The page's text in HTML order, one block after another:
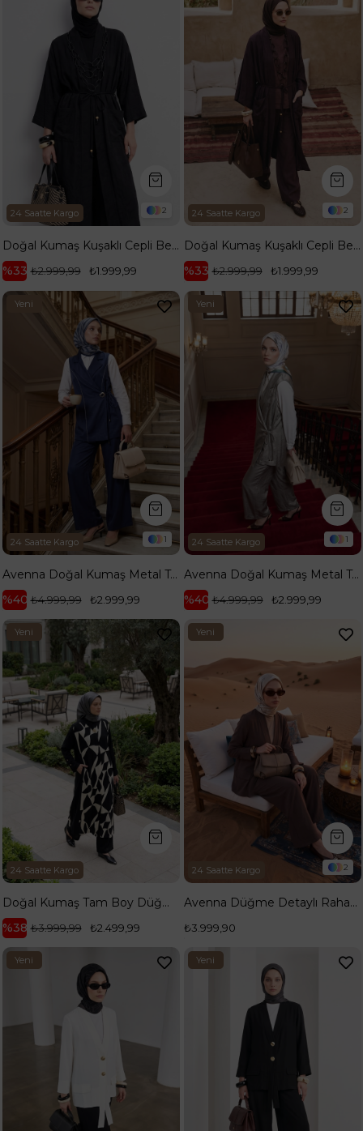
2
24 Saatte Kargo
Doğal Kumaş Kuşaklı Cepli Beli Kuşaklı Kolyeli Kimono Siyah 26YA511
%33
₺1.999,99
₺2.999,99
2
24 Saatte Kargo
Doğal Kumaş Kuşaklı Cepli Beli Kuşaklı Kolyeli Kimono Kahverengi 26YA511
%33
₺1.999,99
₺2.999,99
1
24 Saatte Kargo
Yeni
Avenna Doğal Kumaş Metal Tokalı Yelekli Palazzo ve Pantolonlu İkili Takım Lacivert 26YA604
%40
₺2.999,99
₺4.999,99
1
24 Saatte Kargo
Yeni
Ürün
Avenna Doğal Kumaş Metal Tokalı Yelekli Palazzo ve Pantolonlu İkili Takım Küf Yeşili 26YA604
%40
₺2.999,99
₺4.999,99
24 Saatte Kargo
Yeni
Doğal Kumaş Tam Boy Düğmeli Desenli 127 cm Boy Tunik ve Rahat Kesim Pantolon İkili Takım Siyah 26YA657
%38
₺2.499,99
₺3.999,99
2
24 Saatte Kargo
Yeni
Avenna Düğme Detaylı Rahat Kesim İkili Takım Duman 26YA655
₺3.999,90
Yeni
Yeni